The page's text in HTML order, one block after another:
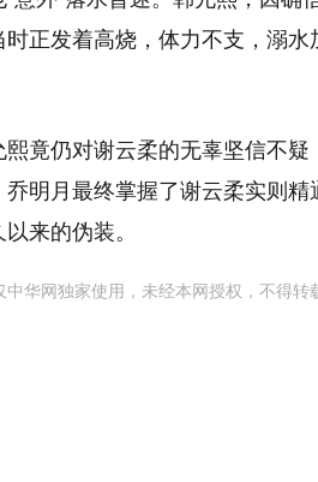
正发着高烧，体力不支，溺
竟仍对谢云柔的无辜坚信不
明月最终掌握了谢云柔实则
来的伪装。
中华网独家使用，未经本网授权，不得转